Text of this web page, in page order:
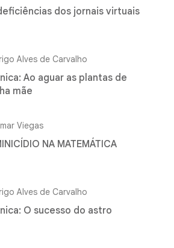
dos jornais virtuais
Alves de Carvalho
Ao aguar as plantas de
mãe
Viegas
NA MATEMÁTICA
Alves de Carvalho
O sucesso do astro